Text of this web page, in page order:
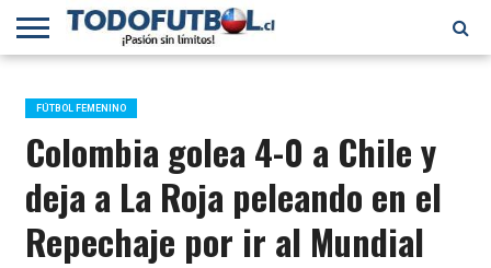
PRIMERA
B
SELECCIÓN
CHILENA
CHILENOS
EN EL
MUNDO
FÚTBOL
INTERNACIONAL
FÚTBOL FEMENINO
Colombia golea 4-0 a Chile y
deja a La Roja peleando en el
Repechaje por ir al Mundial